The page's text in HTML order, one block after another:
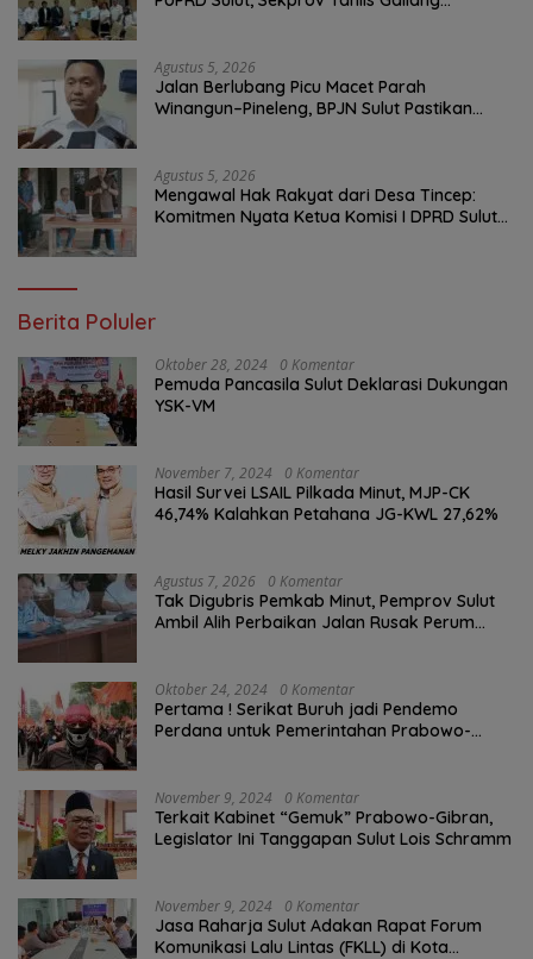
Agustus 5, 2026
Jalan Berlubang Picu Macet Parah
Winangun–Pineleng, BPJN Sulut Pastikan
Agustus 5, 2026
Mengawal Hak Rakyat dari Desa Tincep:
Komitmen Nyata Ketua Komisi I DPRD Sulut
Berita Poluler
Oktober 28, 2024 0 Komentar
Pemuda Pancasila Sulut Deklarasi Dukungan
YSK-VM
November 7, 2024 0 Komentar
Hasil Survei LSAIL Pilkada Minut, MJP-CK
46,74% Kalahkan Petahana JG-KWL 27,62%
Agustus 7, 2026 0 Komentar
Tak Digubris Pemkab Minut, Pemprov Sulut
Ambil Alih Perbaikan Jalan Rusak Perum
Oktober 24, 2024 0 Komentar
Pertama ! Serikat Buruh jadi Pendemo
Perdana untuk Pemerintahan Prabowo-
November 9, 2024 0 Komentar
Terkait Kabinet “Gemuk” Prabowo-Gibran,
Legislator Ini Tanggapan Sulut Lois Schramm
November 9, 2024 0 Komentar
Jasa Raharja Sulut Adakan Rapat Forum
Komunikasi Lalu Lintas (FKLL) di Kota